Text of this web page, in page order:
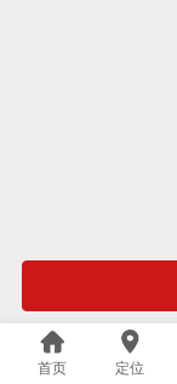
首页 定位